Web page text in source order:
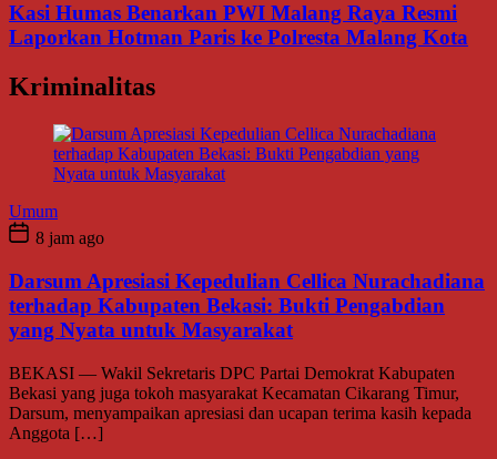
Kasi Humas Benarkan PWI Malang Raya Resmi
Laporkan Hotman Paris ke Polresta Malang Kota
Kriminalitas
Umum
8 jam ago
Darsum Apresiasi Kepedulian Cellica Nurachadiana
terhadap Kabupaten Bekasi: Bukti Pengabdian
yang Nyata untuk Masyarakat
BEKASI — Wakil Sekretaris DPC Partai Demokrat Kabupaten
Bekasi yang juga tokoh masyarakat Kecamatan Cikarang Timur,
Darsum, menyampaikan apresiasi dan ucapan terima kasih kepada
Anggota […]